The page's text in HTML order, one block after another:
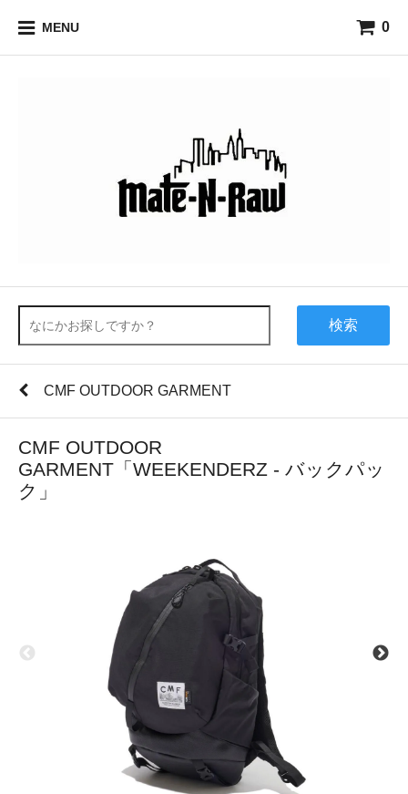
MENU 0
検索
CMF OUTDOOR GARMENT
CMF OUTDOOR
GARMENT「WEEKENDERZ - バックパッ
ク」